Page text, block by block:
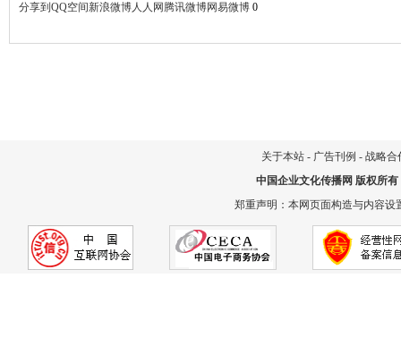
分享到 QQ空间新浪微博人人网 腾讯微博网易微博 0
关于本站 - 广告刊例 - 战略合
中国企业文化传播网 版权所有
郑重声明：本网页面构造与内容